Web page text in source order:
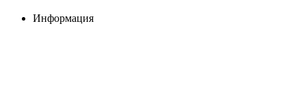
Информация